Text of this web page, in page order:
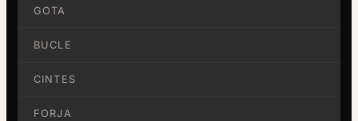
GOTA
BUCLE
CINTES
FORJA